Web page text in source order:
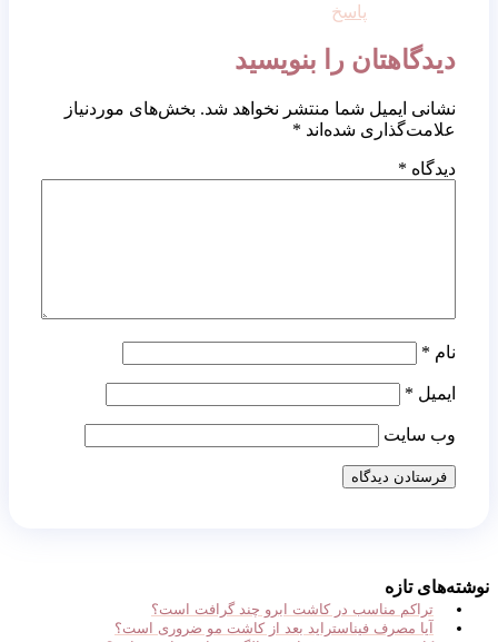
پاسخ
دیدگاهتان را بنویسید
نشانی ایمیل شما منتشر نخواهد شد. بخش‌های موردنیاز
علامت‌گذاری شده‌اند *
دیدگاه *
نام *
ایمیل *
وب‌ سایت
نوشته‌های تازه
تراکم مناسب در کاشت ابرو چند گرافت است؟
آیا مصرف فیناستراید بعد از کاشت مو ضروری است؟